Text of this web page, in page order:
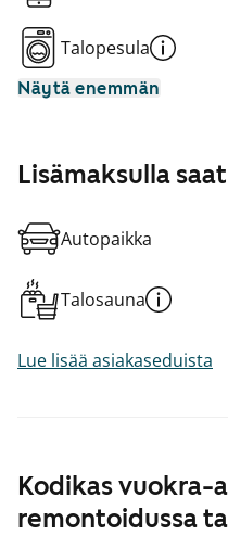
Kodikas vuokra-
remontoidussa
Talopesula
Näytä enemmän
Lisämaksulla saat
Autopaikka
Talosauna
Lue lisää asiakaseduista